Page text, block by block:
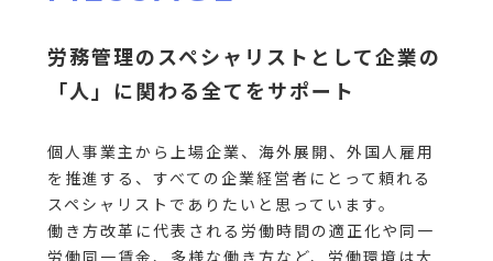
DXアドバイザーの採用募集を開始いたしました。
2023.11.22 2025年度新卒採用を開始いたしました。
社会保険労務士、社会保険労務士補助の採用募集を終了
いたしました。
2023.08.21
事務（パート）の採用募集を終了いたしました。
労務管理のスペシャリストとして企業の
「人」に関わる全てをサポート
個人事業主から上場企業、海外展開、外国人雇用
を推進する、すべての企業経営者にとって頼れる
スペシャリストでありたいと思っています。
働き方改革に代表される労働時間の適正化や同一
労働同一賃金、多様な働き方など、労働環境は大